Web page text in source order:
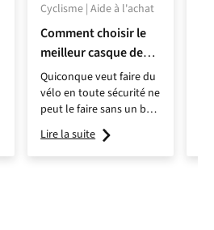
Cyclisme | Aide à l'achat
Comment choisir le
meilleur casque de
vélo ?
Quiconque veut faire du
vélo en toute sécurité ne
peut le faire sans un bon
casque sur la tête. Notre
expert Olivier Kebers
vous indique les points
Lire la suite